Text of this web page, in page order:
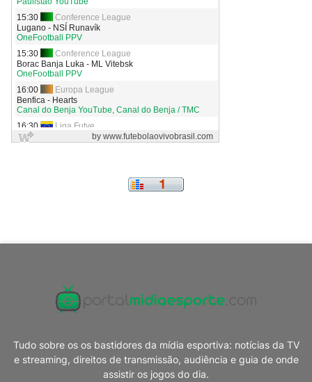
Tudo sobre os os bastidores da mídia esportiva: notícias da TV
e streaming, direitos de transmissão, audiência e guia de onde
assistir os jogos do dia.